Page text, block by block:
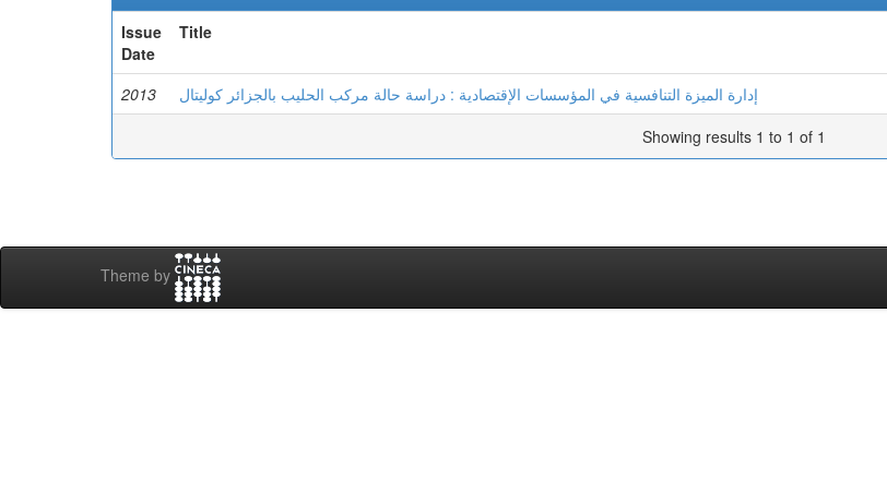
Issue
Date
Title
2013 إدارة الميزة التنافسية في المؤسسات الإقتصادية : دراسة حالة مركب الحليب بالجزائر كوليتال
Showing results 1 to 1 of 1
Theme by